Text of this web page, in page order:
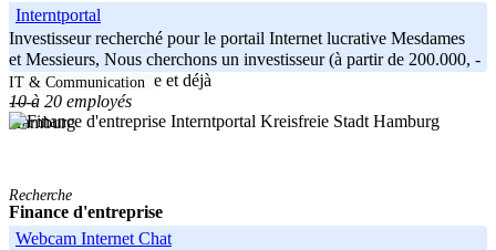
Interntportal
Investisseur recherché pour le portail Internet lucrative Mesdames
et Messieurs, Nous cherchons un investisseur (à partir de 200.000, -
?) pour une idée mûre et déjà
-----
Hamburg
IT & Communication
10 à 20 employés
Kreisfreie Stadt Hamburg
Recherche
Finance d'entreprise
Webcam Internet Chat